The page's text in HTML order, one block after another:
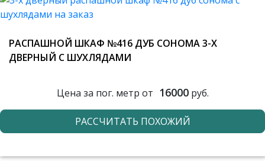
РАСПАШНОЙ ШКАФ №416 ДУБ СОНОМА 3-Х
ДВЕРНЫЙ С ШУХЛЯДАМИ
Цена за пог. метр от 16000руб.
РАССЧИТАТЬ ПОХОЖИЙ